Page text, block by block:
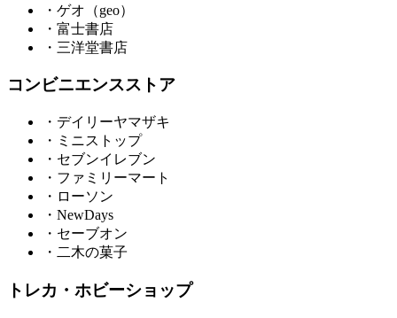
・ゲオ（geo）
・富士書店
・三洋堂書店
コンビニエンスストア
・デイリーヤマザキ
・ミニストップ
・セブンイレブン
・ファミリーマート
・ローソン
・NewDays
・セーブオン
・二木の菓子
トレカ・ホビーショップ